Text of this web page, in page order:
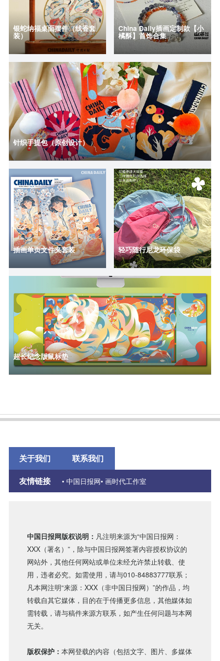
银蛇纳福桌面摆件（线香套
装）
China Daily插画定制款【小
橘酥】首饰合集
针织手提包（原创设计）
插画单页文件夹套装
超长纪念版鼠标垫
轻巧随行尼龙环保袋
关于我们
联系我们
友情链接
• 中国日报网• 画时代工作室
中国日报网版权说明： 凡注明来源为“中国日报网：
XXX（署名）”，除与中国日报网签署内容授权协议的
网站外，其他任何网站或单位未经允许禁止转载、使
用，违者必究。如需使用，请与010-84883777联系；
凡本网注明“来源：XXX（非中国日报网）”的作品，均
转载自其它媒体，目的在于传播更多信息，其他媒体如
需转载，请与稿件来源方联系，如产生任何问题与本网
无关。
版权保护：本网登载的内容（包括文字、图片、多媒体